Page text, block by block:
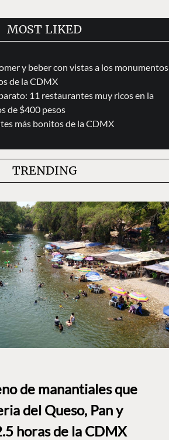
MOST LIKED
y beber con vistas a los monumentos
de la CDMX
11 restaurantes muy ricos en la
de $400 pesos
más bonitos de la CDMX
TRENDING
de manantiales que
del Queso, Pan y
horas de la CDMX